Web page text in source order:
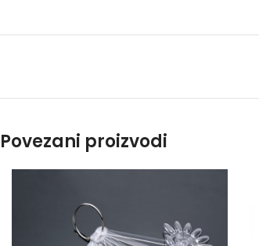
Povezani proizvodi